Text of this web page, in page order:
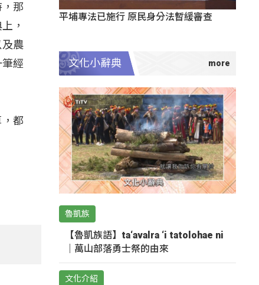
那
，
農
經
都
平埔專法已施行 原民身分法暫緩審查
文化小辭典
魯凱族
【魯凱族語】ta‘avalra ‘i tatolohae ni
｜萬山部落勇士祭的由來
文化介紹